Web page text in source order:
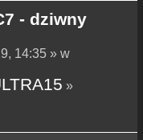
- dziwny
14:35 » w
»